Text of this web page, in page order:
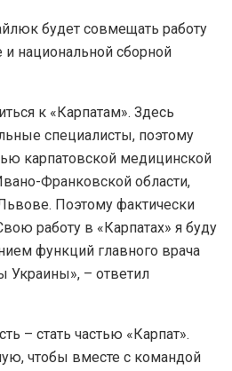
будет совмещать работу
национальной сборной
к «Карпатам». Здесь
специалисты, поэтому
карпатовской медицинской
Франковской области,
Поэтому фактически
работу в «Карпатах» я буду
функций главного врача
Украины», – ответил
– стать частью «Карпат».
чтобы вместе с командой